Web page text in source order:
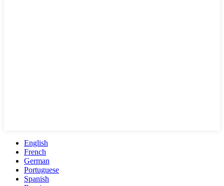
English
French
German
Portuguese
Spanish